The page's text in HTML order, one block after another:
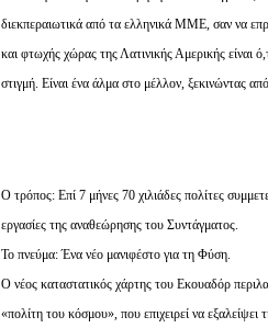
διεκπεραιωτικά από τα ελληνικά ΜΜΕ, σαν να
και φτωχής χώρας της Λατινικής Αμερικής είναι
στιγμή. Είναι ένα άλμα στο μέλλον, ξεκινώντας
Ο τρόπος: Επί 7 μήνες 70 χιλιάδες πολίτες
εργασίες της αναθεώρησης του Συντάγματος.
Το πνεύμα: Ένα νέο μανιφέστο για τη Φύση.
Ο νέος καταστατικός χάρτης του Εκουαδόρ
«πολίτη του κόσμου», που επιχειρεί να